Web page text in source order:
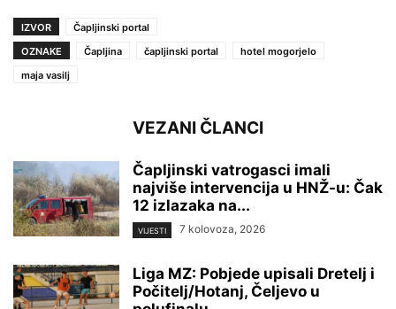
IZVOR
Čapljinski portal
OZNAKE
Čapljina čapljinski portal
hotel mogorjelo
maja vasilj
VEZANI ČLANCI
Čapljinski vatrogasci imali
najviše intervencija u HNŽ-u: Čak
12 izlazaka na...
VIJESTI 7 kolovoza, 2026
Liga MZ: Pobjede upisali Dretelj i
Počitelj/Hotanj, Čeljevo u